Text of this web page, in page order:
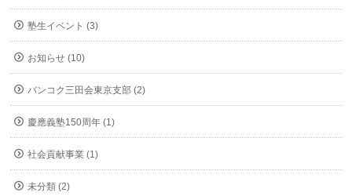
塾生イベント (3)
お知らせ (10)
バンコク三田会東京支部 (2)
慶應義塾150周年 (1)
社会貢献事業 (1)
未分類 (2)